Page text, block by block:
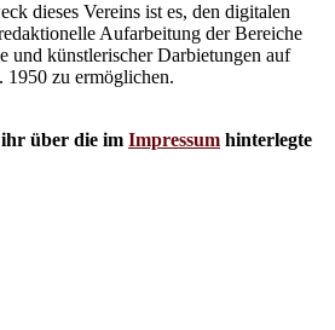
dieses Vereins ist es, den digitalen
Aufarbeitung der Bereiche
und künstlerischer Darbietungen auf
1950 zu ermöglichen.
über die im Impressum hinterlegte